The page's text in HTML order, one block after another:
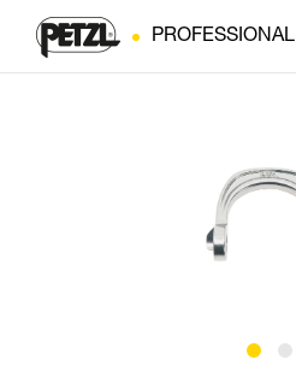
PROFESSIONAL